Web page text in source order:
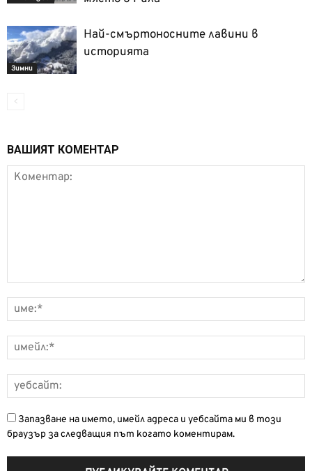
Зимни
Най-смъртоносните лавини в
историята
ВАШИЯТ КОМЕНТАР
Запазване на името, имейл адреса и уебсайта ми в този
браузър за следващия път когато коментирам.